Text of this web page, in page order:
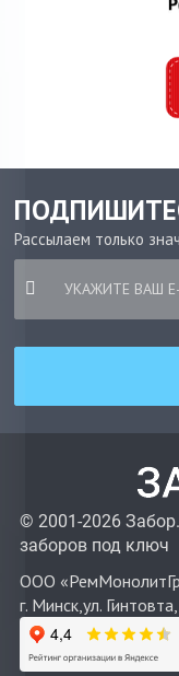
Рассылаем только
© 2001-2026
заборов под ключ
ООО
г. Минск,ул.